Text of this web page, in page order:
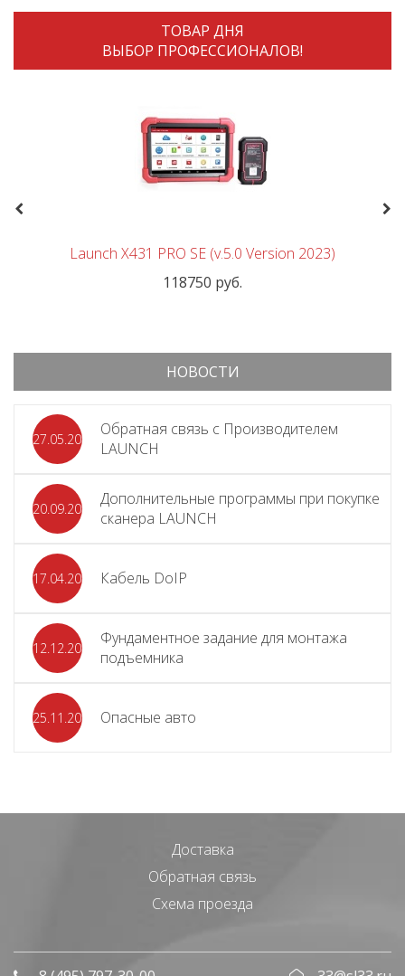
ТОВАР ДНЯ
ВЫБОР ПРОФЕССИОНАЛОВ!
Previous
Launch X431 PRO SE (v.5.0 Version 2023)
118750 руб.
НОВОСТИ
27.05.2026
Обратная связь с Производителем
LAUNCH
20.09.2025
Дополнительные программы при покупке
сканера LAUNCH
17.04.2024 Кабель DoIP
12.12.2023
Фундаментное задание для монтажа
подъемника
25.11.2023 Опасные авто
Доставка
Обратная связь
Схема проезда